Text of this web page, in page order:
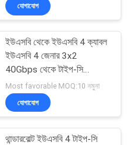
সভা
যোগাযোগ
ইউএসবি থেকে ইউএসবি 4 ক্যাবল
ইউএসবি 4 জেনার 3x2
40Gbps থেকে টাইপ-সি
ইউএসবি 4.0 বজ্রপাত লোগো
কাস্টমাইজড OEM / ODM
Most favorable MOQ:10 নমুনা
যোগাযোগ
থান্ডারবোল্ট ইউএসবি 4 টাইপ-সি